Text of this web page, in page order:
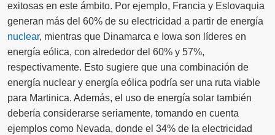
exitosas en este ámbito. Por ejemplo, Francia y Eslovaquia
generan más del 60% de su electricidad a partir de energía
nuclear, mientras que Dinamarca e Iowa son líderes en
energía eólica, con alrededor del 60% y 57%,
respectivamente. Esto sugiere que una combinación de
energía nuclear y energía eólica podría ser una ruta viable
para Martinica. Además, el uso de energía solar también
debería considerarse seriamente, tomando en cuenta
ejemplos como Nevada, donde el 34% de la electricidad